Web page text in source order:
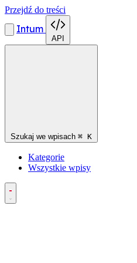
Przejdź do treści
Intum
API
Szukaj we wpisach ⌘ K
Kategorie
Wszystkie wpisy